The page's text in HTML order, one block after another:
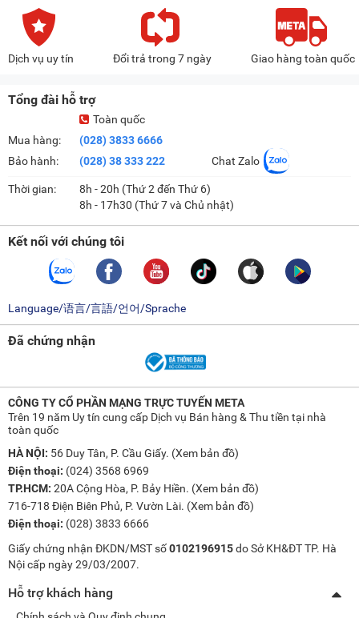
Dịch vụ uy tín Đổi trả trong 7 ngày Giao hàng toàn quốc
Tổng đài hỗ trợ
Mua hàng:
Bảo hành:
Toàn quốc
(028) 3833 6666
(028) 38 333 222
Chat Zalo
Thời gian:
8h - 20h (Thứ 2 đến Thứ 6)
8h - 17h30 (Thứ 7 và Chủ nhật)
Kết nối với chúng tôi
Language/语言/言語/언어/Sprache
Đã chứng nhận
CÔNG TY CỔ PHẦN MẠNG TRỰC TUYẾN META
Trên 19 năm Uy tín cung cấp Dịch vụ Bán hàng & Thu tiền tại nhà
toàn quốc
HÀ NỘI: 56 Duy Tân, P. Cầu Giấy. (Xem bản đồ)
Điện thoại: (024) 3568 6969
TP.HCM: 20A Cộng Hòa, P. Bảy Hiền. (Xem bản đồ)
716-718 Điện Biên Phủ, P. Vườn Lài. (Xem bản đồ)
Điện thoại: (028) 3833 6666
Giấy chứng nhận ĐKDN/MST số0102196915do Sở KH&ĐT TP. Hà
Nội cấp ngày 29/03/2007.
Hỗ trợ khách hàng